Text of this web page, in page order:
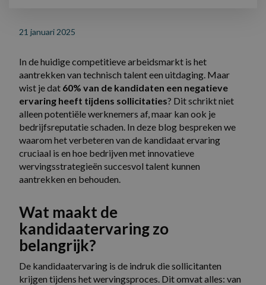
21 januari 2025
In de huidige competitieve arbeidsmarkt is het
aantrekken van technisch talent een uitdaging. Maar
wist je dat 60% van de kandidaten een negatieve
ervaring heeft tijdens sollicitaties? Dit schrikt niet
alleen potentiële werknemers af, maar kan ook je
bedrijfsreputatie schaden. In deze blog bespreken we
waarom het verbeteren van de kandidaat ervaring
cruciaal is en hoe bedrijven met innovatieve
wervingsstrategieën succesvol talent kunnen
aantrekken en behouden.
Wat maakt de
kandidaatervaring zo
belangrijk?
De kandidaatervaring is de indruk die sollicitanten
krijgen tijdens het wervingsproces. Dit omvat alles: van